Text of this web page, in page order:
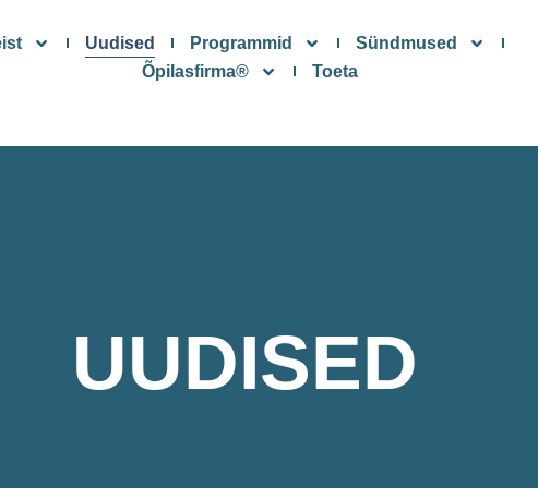
Uudised Programmid
Sündmused
Õpilasfirma®
Toeta
UUDISED